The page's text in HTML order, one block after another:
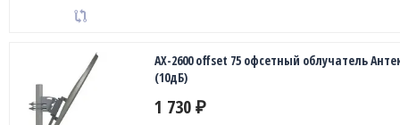
AX-2600 offset 75 офсетный облучатель
(10дБ)
1 730 ₽